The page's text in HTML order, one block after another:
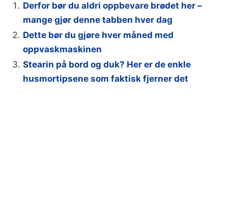
Derfor bør du aldri oppbevare brødet her –
mange gjør denne tabben hver dag
Dette bør du gjøre hver måned med
oppvaskmaskinen
Stearin på bord og duk? Her er de enkle
husmortipsene som faktisk fjerner det